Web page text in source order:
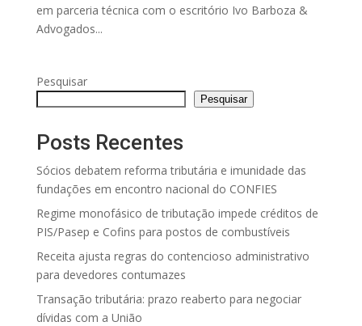
em parceria técnica com o escritório Ivo Barboza &
Advogados...
Pesquisar
Pesquisar
Posts Recentes
Sócios debatem reforma tributária e imunidade das
fundações em encontro nacional do CONFIES
Regime monofásico de tributação impede créditos de
PIS/Pasep e Cofins para postos de combustíveis
Receita ajusta regras do contencioso administrativo
para devedores contumazes
Transação tributária: prazo reaberto para negociar
dívidas com a União